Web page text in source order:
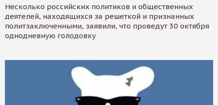
Несколько российских политиков и общественных
деятелей, находящихся за решеткой и признанных
политзаключенными, заявили, что проведут 30 октября
однодневную голодовку